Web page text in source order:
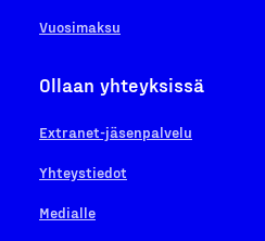
Vuosimaksu
Ollaan yhteyksissä
Extranet-jäsenpalvelu
Yhteystiedot
Medialle